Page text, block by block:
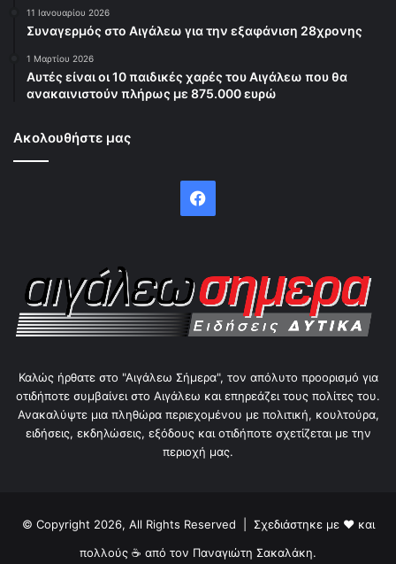
11 Ιανουαρίου 2026
Συναγερμός στο Αιγάλεω για την εξαφάνιση 28χρονης
1 Μαρτίου 2026
Αυτές είναι οι 10 παιδικές χαρές του Αιγάλεω που θα
ανακαινιστούν πλήρως με 875.000 ευρώ
Ακολουθήστε μας
Facebook
Καλώς ήρθατε στο "Αιγάλεω Σήμερα", τον απόλυτο προορισμό για
οτιδήποτε συμβαίνει στο Αιγάλεω και επηρεάζει τους πολίτες του.
Ανακαλύψτε μια πληθώρα περιεχομένου με πολιτική, κουλτούρα,
ειδήσεις, εκδηλώσεις, εξόδους και οτιδήποτε σχετίζεται με την
περιοχή μας.
© Copyright 2026, All Rights Reserved | Σχεδιάστηκε με ❤ και
πολλούς ☕ από τον Παναγιώτη Σακαλάκη.